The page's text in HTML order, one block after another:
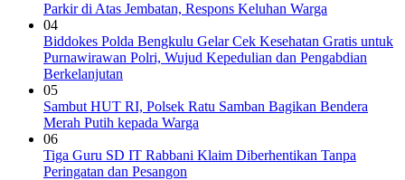
Parkir di Atas Jembatan, Respons Keluhan Warga
04
Biddokes Polda Bengkulu Gelar Cek Kesehatan Gratis untuk
Purnawirawan Polri, Wujud Kepedulian dan Pengabdian
Berkelanjutan
05
Sambut HUT RI, Polsek Ratu Samban Bagikan Bendera
Merah Putih kepada Warga
06
Tiga Guru SD IT Rabbani Klaim Diberhentikan Tanpa
Peringatan dan Pesangon